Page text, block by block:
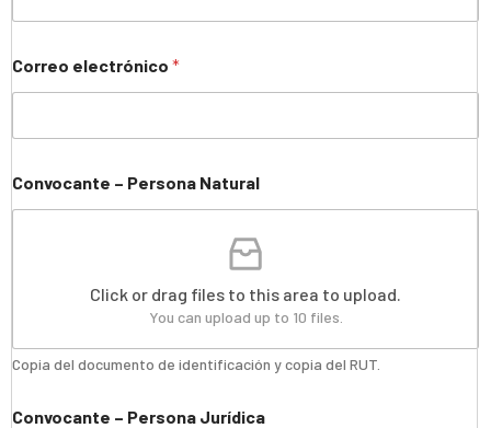
Correo electrónico *
Convocante – Persona Natural
Click or drag files to this area to upload.
You can upload up to 10 files.
Copia del documento de identificación y copia del RUT.
Convocante – Persona Jurídica